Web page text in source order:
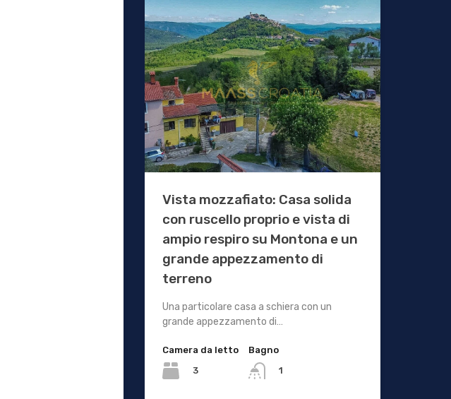
Vista mozzafiato: Casa solida
con ruscello proprio e vista di
ampio respiro su Montona e un
grande appezzamento di
terreno
Una particolare casa a schiera con un
grande appezzamento di…
Camera da letto
3
Bagno
1